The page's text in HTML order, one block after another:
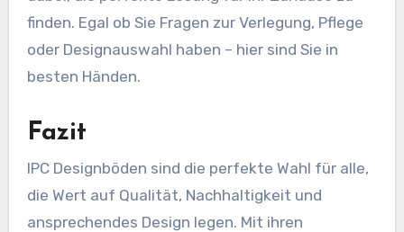
finden. Egal ob Sie Fragen zur Verlegung, Pflege
oder Designauswahl haben – hier sind Sie in
besten Händen.
Fazit
IPC Designböden sind die perfekte Wahl für alle,
die Wert auf Qualität, Nachhaltigkeit und
ansprechendes Design legen. Mit ihren